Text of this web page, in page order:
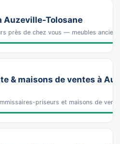
Auzeville-Tolosane
près de chez vous — meubles
& maisons de ventes à
priseurs et maisons de